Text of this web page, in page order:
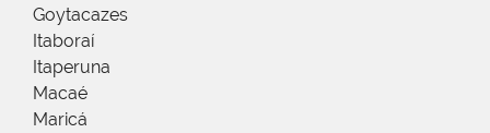
Goytacazes
Itaboraí
Itaperuna
Macaé
Maricá